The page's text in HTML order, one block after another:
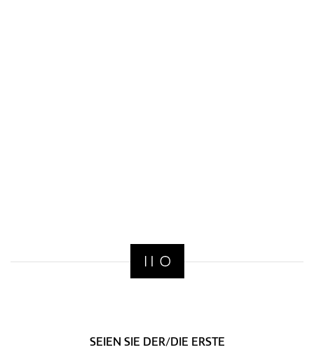
SEIEN SIE DER/DIE ERSTE